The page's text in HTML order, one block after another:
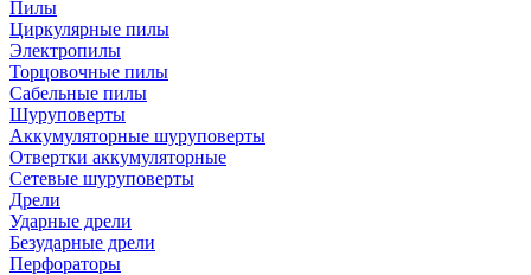
Пилы
Циркулярные пилы
Электропилы
Торцовочные пилы
Сабельные пилы
Шуруповерты
Аккумуляторные шуруповерты
Отвертки аккумуляторные
Сетевые шуруповерты
Дрели
Ударные дрели
Безударные дрели
Перфораторы